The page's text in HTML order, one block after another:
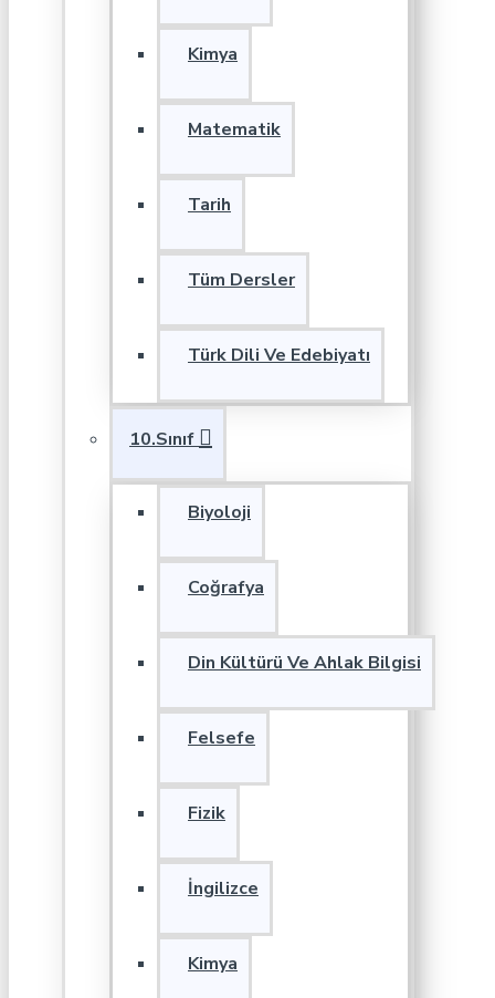
Kimya
Matematik
Tarih
Tüm Dersler
Türk Dili Ve Edebiyatı
10.Sınıf
Biyoloji
Coğrafya
Din Kültürü Ve Ahlak Bilgisi
Felsefe
Fizik
İngilizce
Kimya